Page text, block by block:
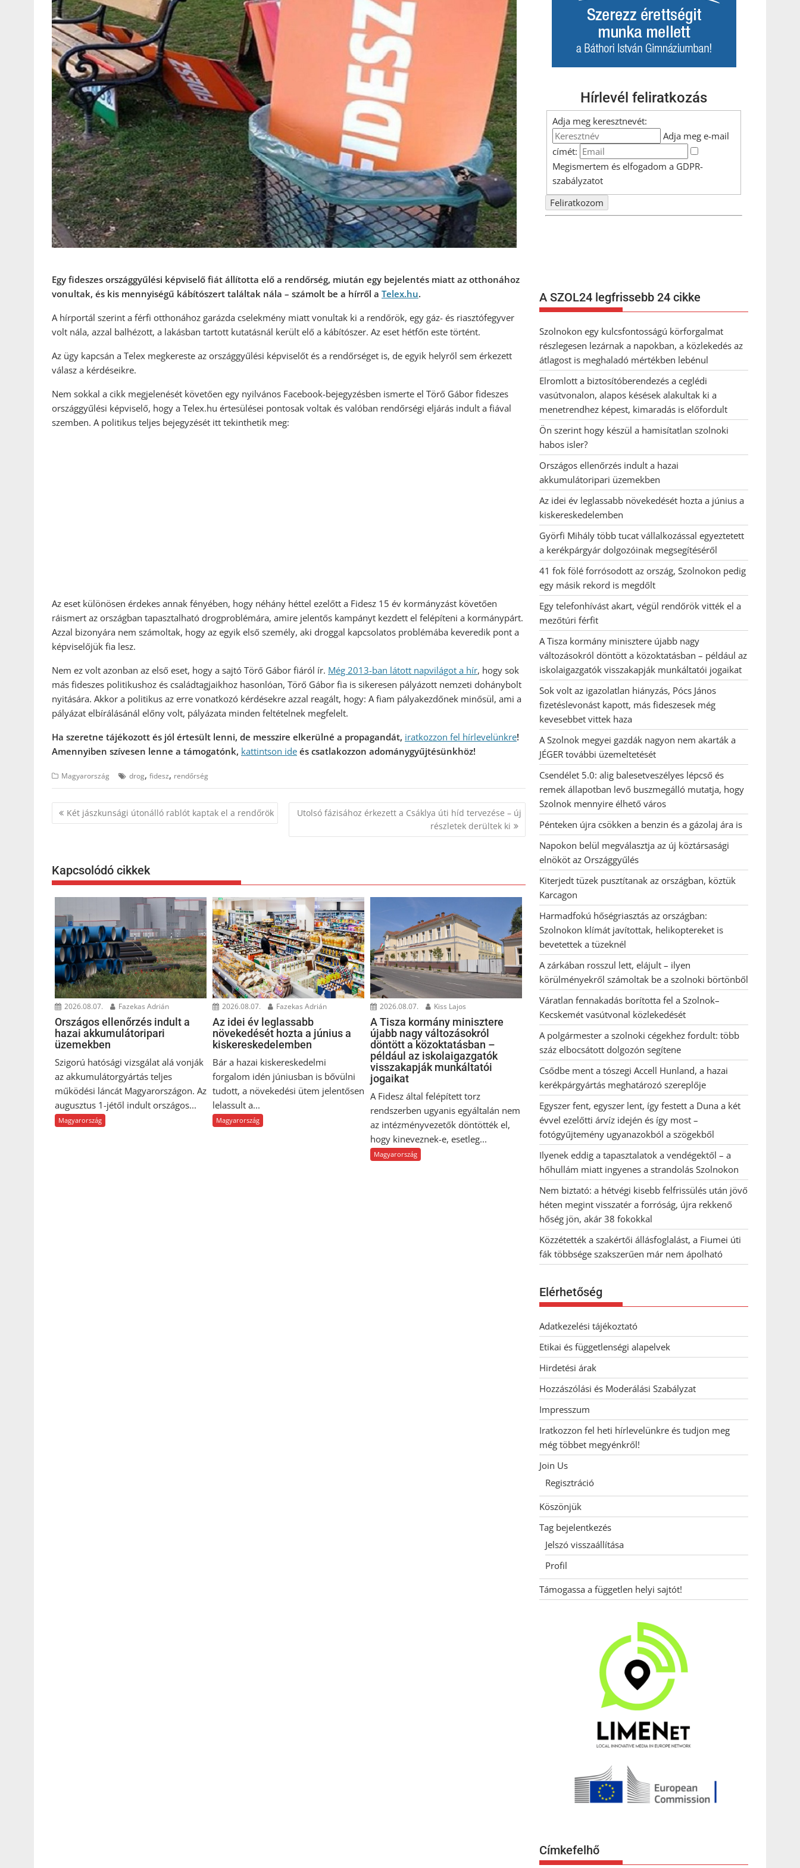
Egy fideszes országgyűlési képviselő fiát állította elő a rendőrség, miután egy bejelentés miatt az otthonához
vonultak, és kis mennyiségű kábítószert találtak nála – számolt be a hírről a Telex.hu.
A hírportál szerint a férfi otthonához garázda cselekmény miatt vonultak ki a rendőrök, egy gáz- és riasztófegyver
volt nála, azzal balhézott, a lakásban tartott kutatásnál került elő a kábítószer. Az eset hétfőn este történt.
Az ügy kapcsán a Telex megkereste az országgyűlési képviselőt és a rendőrséget is, de egyik helyről sem érkezett
válasz a kérdéseikre.
Nem sokkal a cikk megjelenését követően egy nyilvános Facebook-bejegyzésben ismerte el Törő Gábor fideszes
országgyűlési képviselő, hogy a Telex.hu értesülései pontosak voltak és valóban rendőrségi eljárás indult a fiával
szemben. A politikus teljes bejegyzését itt tekinthetik meg:
Az eset különösen érdekes annak fényében, hogy néhány héttel ezelőtt a Fidesz 15 év kormányzást követően
ráismert az országban tapasztalható drogproblémára, amire jelentős kampányt kezdett el felépíteni a kormánypárt.
Azzal bizonyára nem számoltak, hogy az egyik első személy, aki droggal kapcsolatos problémába keveredik pont a
képviselőjük fia lesz.
Nem ez volt azonban az első eset, hogy a sajtó Törő Gábor fiáról ír. Még 2013-ban látott napvilágot a hír, hogy sok
más fideszes politikushoz és családtagjaikhoz hasonlóan, Törő Gábor fia is sikeresen pályázott nemzeti dohánybolt
nyitására. Akkor a politikus az erre vonatkozó kérdésekre azzal reagált, hogy: A fiam pályakezdőnek minősül, ami a
pályázat elbírálásánál előny volt, pályázata minden feltételnek megfelelt.
Ha szeretne tájékozott és jól értesült lenni, de messzire elkerülné a propagandát, iratkozzon fel hírlevelünkre!
Amennyiben szívesen lenne a támogatónk, kattintson ide és csatlakozzon adománygyűjtésünkhöz!
Magyarország drog, fidesz, rendőrség
Bejegyzés
navigáció
Két jászkunsági útonálló rablót kaptak el a rendőrök
Utolsó fázisához érkezett a Csáklya úti híd tervezése – új
részletek derültek ki
Kapcsolódó cikkek
2026.08.07. Fazekas Adrián
Országos ellenőrzés indult a
hazai akkumulátoripari
üzemekben
Szigorú hatósági vizsgálat alá vonják
az akkumulátorgyártás teljes
működési láncát Magyarországon. Az
augusztus 1-jétől indult országos...
Magyarország
2026.08.07. Fazekas Adrián
Az idei év leglassabb
növekedését hozta a június a
kiskereskedelemben
Bár a hazai kiskereskedelmi
forgalom idén júniusban is bővülni
tudott, a növekedési ütem jelentősen
lelassult a...
Magyarország
2026.08.07. Kiss Lajos
A Tisza kormány minisztere
újabb nagy változásokról
döntött a közoktatásban –
például az iskolaigazgatók
visszakapják munkáltatói
jogaikat
A Fidesz által felépített torz
rendszerben ugyanis egyáltalán nem
az intézményvezetők döntötték el,
hogy kineveznek-e, esetleg...
Magyarország
Hírlevél feliratkozás
Adja meg keresztnevét:
Adja meg e-mail
címét:
Megismertem és elfogadom a GDPR-
szabályzatot
A SZOL24 legfrissebb 24 cikke
Szolnokon egy kulcsfontosságú körforgalmat
részlegesen lezárnak a napokban, a közlekedés az
átlagost is meghaladó mértékben lebénul
Elromlott a biztosítóberendezés a ceglédi
vasútvonalon, alapos késések alakultak ki a
menetrendhez képest, kimaradás is előfordult
Ön szerint hogy készül a hamisítatlan szolnoki
habos isler?
Országos ellenőrzés indult a hazai
akkumulátoripari üzemekben
Az idei év leglassabb növekedését hozta a június a
kiskereskedelemben
Györfi Mihály több tucat vállalkozással egyeztetett
a kerékpárgyár dolgozóinak megsegítéséről
41 fok fölé forrósodott az ország, Szolnokon pedig
egy másik rekord is megdőlt
Egy telefonhívást akart, végül rendőrök vitték el a
mezőtúri férfit
A Tisza kormány minisztere újabb nagy
változásokról döntött a közoktatásban – például az
iskolaigazgatók visszakapják munkáltatói jogaikat
Sok volt az igazolatlan hiányzás, Pócs János
fizetéslevonást kapott, más fideszesek még
kevesebbet vittek haza
A Szolnok megyei gazdák nagyon nem akarták a
JÉGER további üzemeltetését
Csendélet 5.0: alig balesetveszélyes lépcső és
remek állapotban levő buszmegálló mutatja, hogy
Szolnok mennyire élhető város
Pénteken újra csökken a benzin és a gázolaj ára is
Napokon belül megválasztja az új köztársasági
elnököt az Országgyűlés
Kiterjedt tüzek pusztítanak az országban, köztük
Karcagon
Harmadfokú hőségriasztás az országban:
Szolnokon klímát javítottak, helikoptereket is
bevetettek a tüzeknél
A zárkában rosszul lett, elájult – ilyen
körülményekről számoltak be a szolnoki börtönből
Váratlan fennakadás borította fel a Szolnok–
Kecskemét vasútvonal közlekedését
A polgármester a szolnoki cégekhez fordult: több
száz elbocsátott dolgozón segítene
Csődbe ment a tószegi Accell Hunland, a hazai
kerékpárgyártás meghatározó szereplője
Egyszer fent, egyszer lent, így festett a Duna a két
évvel ezelőtti árvíz idején és így most –
fotógyűjtemény ugyanazokból a szögekből
Ilyenek eddig a tapasztalatok a vendégektől – a
hőhullám miatt ingyenes a strandolás Szolnokon
Nem biztató: a hétvégi kisebb felfrissülés után jövő
héten megint visszatér a forróság, újra rekkenő
hőség jön, akár 38 fokokkal
Közzétették a szakértői állásfoglalást, a Fiumei úti
fák többsége szakszerűen már nem ápolható
Elérhetőség
Adatkezelési tájékoztató
Etikai és függetlenségi alapelvek
Hirdetési árak
Hozzászólási és Moderálási Szabályzat
Impresszum
Iratkozzon fel heti hírlevelünkre és tudjon meg
még többet megyénkről!
Join Us
Regisztráció
Köszönjük
Tag bejelentkezés
Jelszó visszaállítása
Profil
Támogassa a független helyi sajtót!
Címkefelhő